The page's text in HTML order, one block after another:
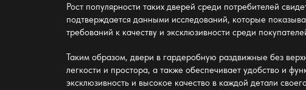
Рост популярности таких дверей среди потребителей
подтверждается данными исследований, которые
требований к качеству и эксклюзивности среди
Таким образом,двери в гардеробную раздвижные без
легкости и простора, а также обеспечивает удобство и
эксклюзивность и высокое качество в каждой детали